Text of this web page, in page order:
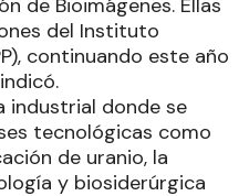
de Bioimágenes. Ellas
del Instituto
continuando este año
industrial donde se
tecnológicas como
de uranio, la
y biosiderúrgica